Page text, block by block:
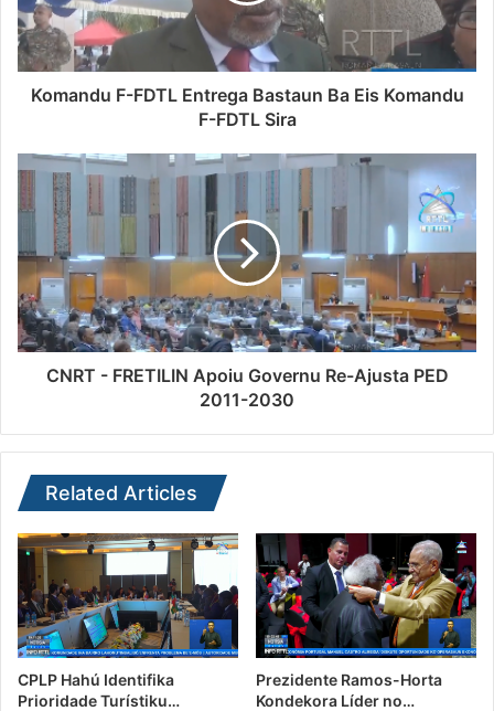
Komandu F-FDTL Entrega Bastaun Ba Eis Komandu
F-FDTL Sira
CNRT - FRETILIN Apoiu Governu Re-Ajusta PED
2011-2030
Related Articles
CPLP Hahú Identifika
Prioridade Turístiku…
Prezidente Ramos-Horta
Kondekora Líder no…